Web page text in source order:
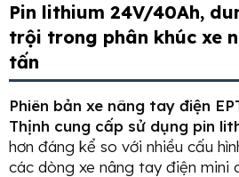
Pin lithium 24V/40Ah,
trội trong phân khúc xe
tấn
Phiên bản xe nâng tay điện
Thịnh cung cấp sử dụng pin
hơn đáng kể so với nhiều cấu
các dòng xe nâng tay điện mini